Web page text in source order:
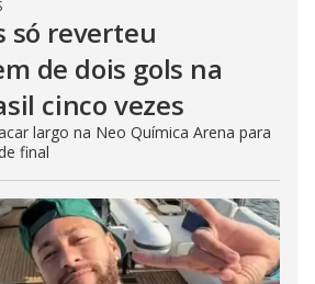
só reverteu
de dois gols na
cinco vezes
largo na Neo Química Arena para
final